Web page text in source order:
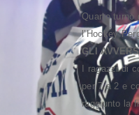
Quarto turno
l’Hockey
GLI
I ragazzi di
per 7 a 2 e
raggiunto la